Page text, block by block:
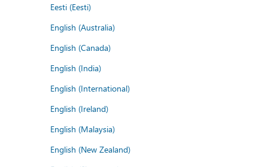
Eesti (Eesti)
English (Australia)
English (Canada)
English (India)
English (International)
English (Ireland)
English (Malaysia)
English (New Zealand)